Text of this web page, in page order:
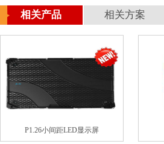
相关产品 相关方案
P1.26小间距LED显示屏